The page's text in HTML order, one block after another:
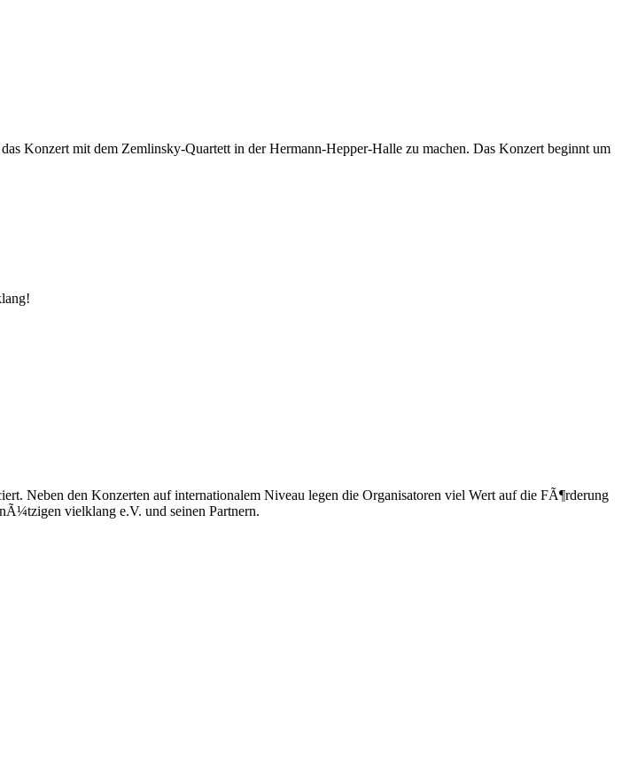
Konzert mit dem Zemlinsky-Quartett in der Hermann-Hepper-Halle zu machen. Das Konzert beginnt um
Neben den Konzerten auf internationalem Niveau legen die Organisatoren viel Wert auf die FÃ¶rderung
vielklang e.V. und seinen Partnern.